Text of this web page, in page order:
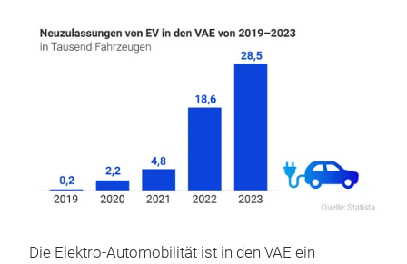
Die Elektro-Automobilität ist in den VAE ein